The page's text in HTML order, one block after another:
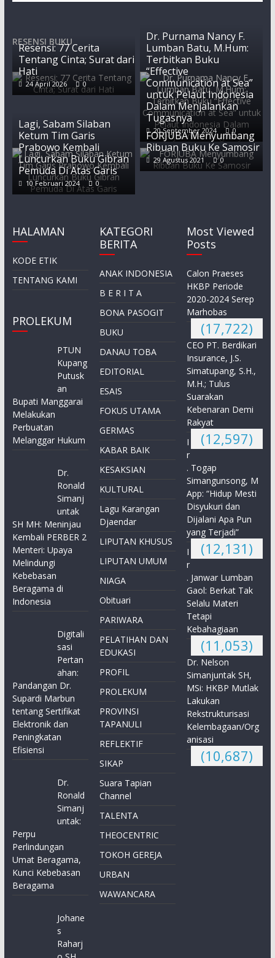
RESENSI BUKU
Resensi: 77 Cerita
Tentang Cinta; Surat dari
Hati
24 April 2026 0
Dr. Purnama Nancy F.
Lumban Batu, M.Hum:
Terbitkan Buku
“Effective
Communication at Sea”
untuk Pelaut Indonesia
Dalam Menjalankan
Tugasnya
20 September 2024 0
Lagi, Sabam Silaban
Ketum Tim Garis
Prabowo Kembali
Luncurkan Buku Gibran
Pemuda Di Atas Garis
10 Februari 2024 0
FORJUBA Menyumbang
Ribuan Buku Ke Samosir
29 Agustus 2021 0
HALAMAN
KODE ETIK
TENTANG KAMI
PROLEKUM
PTUN
Kupang
Putusk
an
Bupati Manggarai
Melakukan
Perbuatan
Melanggar Hukum
Dr.
Ronald
Simanj
untak
SH MH: Meninjau
Kembali PERBER 2
Menteri: Upaya
Melindungi
Kebebasan
Beragama di
Indonesia
Digitali
sasi
Pertan
ahan:
Pandangan Dr.
Supardi Marbun
tentang Sertifikat
Elektronik dan
Peningkatan
Efisiensi
Dr.
Ronald
Simanj
untak:
Perpu
Perlindungan
Umat Beragama,
Kunci Kebebasan
Beragama
Johane
s
Raharj
KATEGORI
BERITA
ANAK INDONESIA
B E R I T A
BONA PASOGIT
BUKU
DANAU TOBA
EDITORIAL
ESAIS
FOKUS UTAMA
GERMAS
KABAR BAIK
KESAKSIAN
KULTURAL
Lagu Karangan
Djaendar
LIPUTAN KHUSUS
LIPUTAN UMUM
NIAGA
Obituari
PARIWARA
PELATIHAN DAN
EDUKASI
PROFIL
PROLEKUM
PROVINSI
TAPANULI
REFLEKTIF
SIKAP
Suara Tapian
Channel
TALENTA
THEOCENTRIC
TOKOH GEREJA
URBAN
WAWANCARA
Most Viewed
Posts
Calon Praeses
HKBP Periode
2020-2024 Serep
Marhobas
(17,722)
CEO PT. Berdikari
Insurance, J.S.
Simatupang, S.H.,
M.H.; Tulus
Suarakan
Kebenaran Demi
Rakyat
(12,597)
I
r
. Togap
Simangunsong, M
App: “Hidup Mesti
Disyukuri dan
Dijalani Apa Pun
yang Terjadi”
(12,131)
I
r
. Janwar Lumban
Gaol: Berkat Tak
Selalu Materi
Tetapi
Kebahagiaan
(11,053)
Dr. Nelson
Simanjuntak SH,
MSi: HKBP Mutlak
Lakukan
Rekstrukturisasi
Kelembagaan/Org
anisasi
(10,687)